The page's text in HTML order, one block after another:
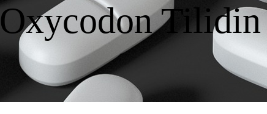
Oxycodon Tilidin